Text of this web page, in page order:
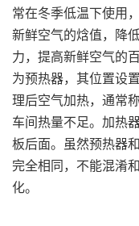
常在冬季低温下使用
新鲜空气的焓值，降
力，提高新鲜空气的
为预热器，其位置设
理后空气加热，通常
车间热量不足。加热
板后面。虽然预热器
完全相同，不能混淆
化。